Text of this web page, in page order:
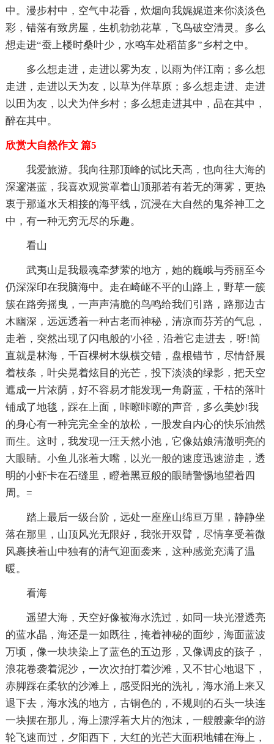
中。漫步村中，空气中花香，炊烟向我娓娓道来你淡淡色
彩，错落有致房屋，生机勃勃花草，飞鸟破空清灵。多么
想走进“蚕上楼时桑叶少，水鸣车处稻苗多”乡村之中。
多么想走进，走进以雾为友，以雨为伴江南；多么想
走进，走进以天为友，以草为伴草原；多么想走进、走进
以田为友，以犬为伴乡村；多么想走进其中，品在其中，
醉在其中。
欣赏大自然作文 篇5
我爱旅游。我向往那顶峰的试比天高，也向往大海的
深邃湛蓝，我喜欢观赏罩着山顶那若有若无的薄雾，更热
衷于那道水天相接的海平线，沉浸在大自然的鬼斧神工之
中，有一种无穷无尽的乐趣。
看山
武夷山是我最魂牵梦萦的地方，她的巍峨与秀丽至今
仍深深印在我脑海中。走在崎岖不平的山路上，野草一簇
簇在路旁摇曳，一声声清脆的鸟鸣给我们引路，路那边古
木幽深，远远透着一种古老而神秘，清凉而芬芳的气息，
走着，突然出现了闪电般的'小径，沿着它走进去，呀!简
直就是林海，千百棵树木纵横交错，盘根错节，尽情舒展
着枝条，叶尖晃着炫目的光芒，投下淡淡的绿影，把天空
遮成一片浓荫，好不容易才能发现一角蔚蓝，干枯的落叶
铺成了地毯，踩在上面，咔嚓咔嚓的声音，多么美妙!我
的身心有一种完完全全的放松，一股发自内心的快乐油然
而生。这时，我发现一汪天然小池，它像姑娘清澈明亮的
大眼睛。小鱼儿张着大嘴，以光一般的速度迅速游走，透
明的小虾卡在石缝里，瞪着黑豆般的眼睛警惕地望着四
周。=
踏上最后一级台阶，远处一座座山绵亘万里，静静坐
落在那里，山顶风光无限好，我张开双臂，尽情享受着微
风裹挟着山中独有的清气迎面袭来，这种感觉充满了温
暖。
看海
遥望大海，天空好像被海水洗过，如同一块光澄透亮
的蓝水晶，海还是一如既往，掩着神秘的面纱，海面蓝波
万顷，像一块块染上了蓝色的五边形，又像调皮的孩子，
浪花卷袭着泥沙，一次次拍打着沙滩，又不甘心地退下，
赤脚踩在柔软的沙滩上，感受阳光的洗礼，海水涌上来又
退下去，海水浅的地方，古铜色的，不规则的石头一块连
一块摆在那儿，海上漂浮着大片的泡沫，一艘艘豪华的游
轮飞速而过，夕阳西下，大红的光芒大面积地铺在海上，